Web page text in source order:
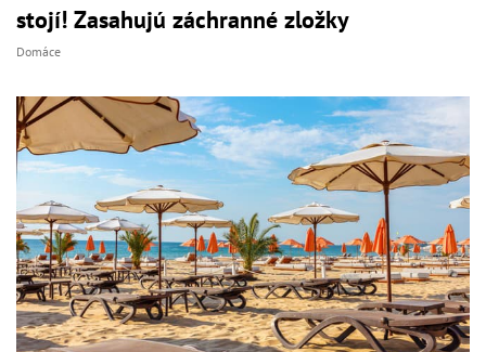
stojí! Zasahujú záchranné zložky
Domáce